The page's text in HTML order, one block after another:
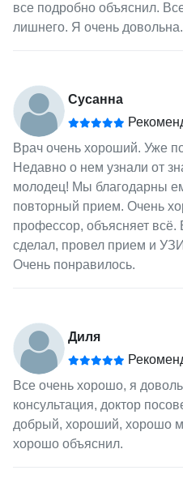
все подробно объяснил.
лишнего. Я очень
Сусанна
Врач очень хороший. Уже
Недавно о нем узнали от
молодец! Мы благодарны
повторный прием. Очень
профессор, объясняет всё.
сделал, провел прием и
Очень понравилось.
Диля
Все очень хорошо, я
консультация, доктор
добрый, хороший, хорошо
хорошо объяснил.